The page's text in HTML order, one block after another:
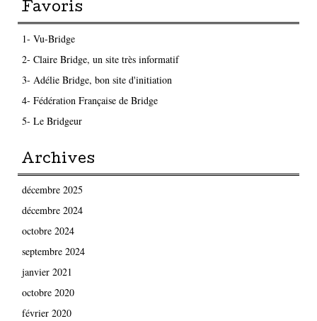
Favoris
1- Vu-Bridge
2- Claire Bridge, un site très informatif
3- Adélie Bridge, bon site d'initiation
4- Fédération Française de Bridge
5- Le Bridgeur
Archives
décembre 2025
décembre 2024
octobre 2024
septembre 2024
janvier 2021
octobre 2020
février 2020